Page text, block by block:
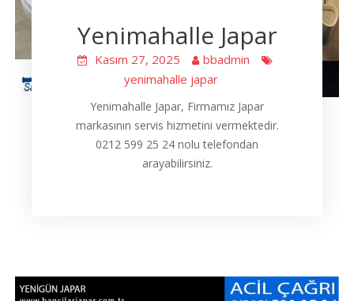
Yenimahalle Japar
Kasım 27, 2025
bbadmin
yenimahalle japar
Yenimahalle Japar, Firmamız Japar
markasının servis hizmetini vermektedir.
0212 599 25 24 nolu telefondan
arayabilirsiniz.